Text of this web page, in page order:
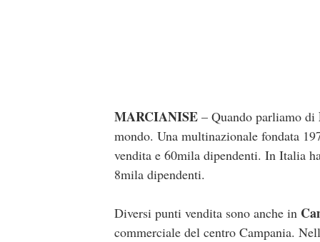
MARCIANISE – Quando parliamo di
mondo. Una multinazionale fondata
vendita e 60mila dipendenti. In Italia
8mila dipendenti.
Diversi punti vendita sono anche in
commerciale del centro Campania.